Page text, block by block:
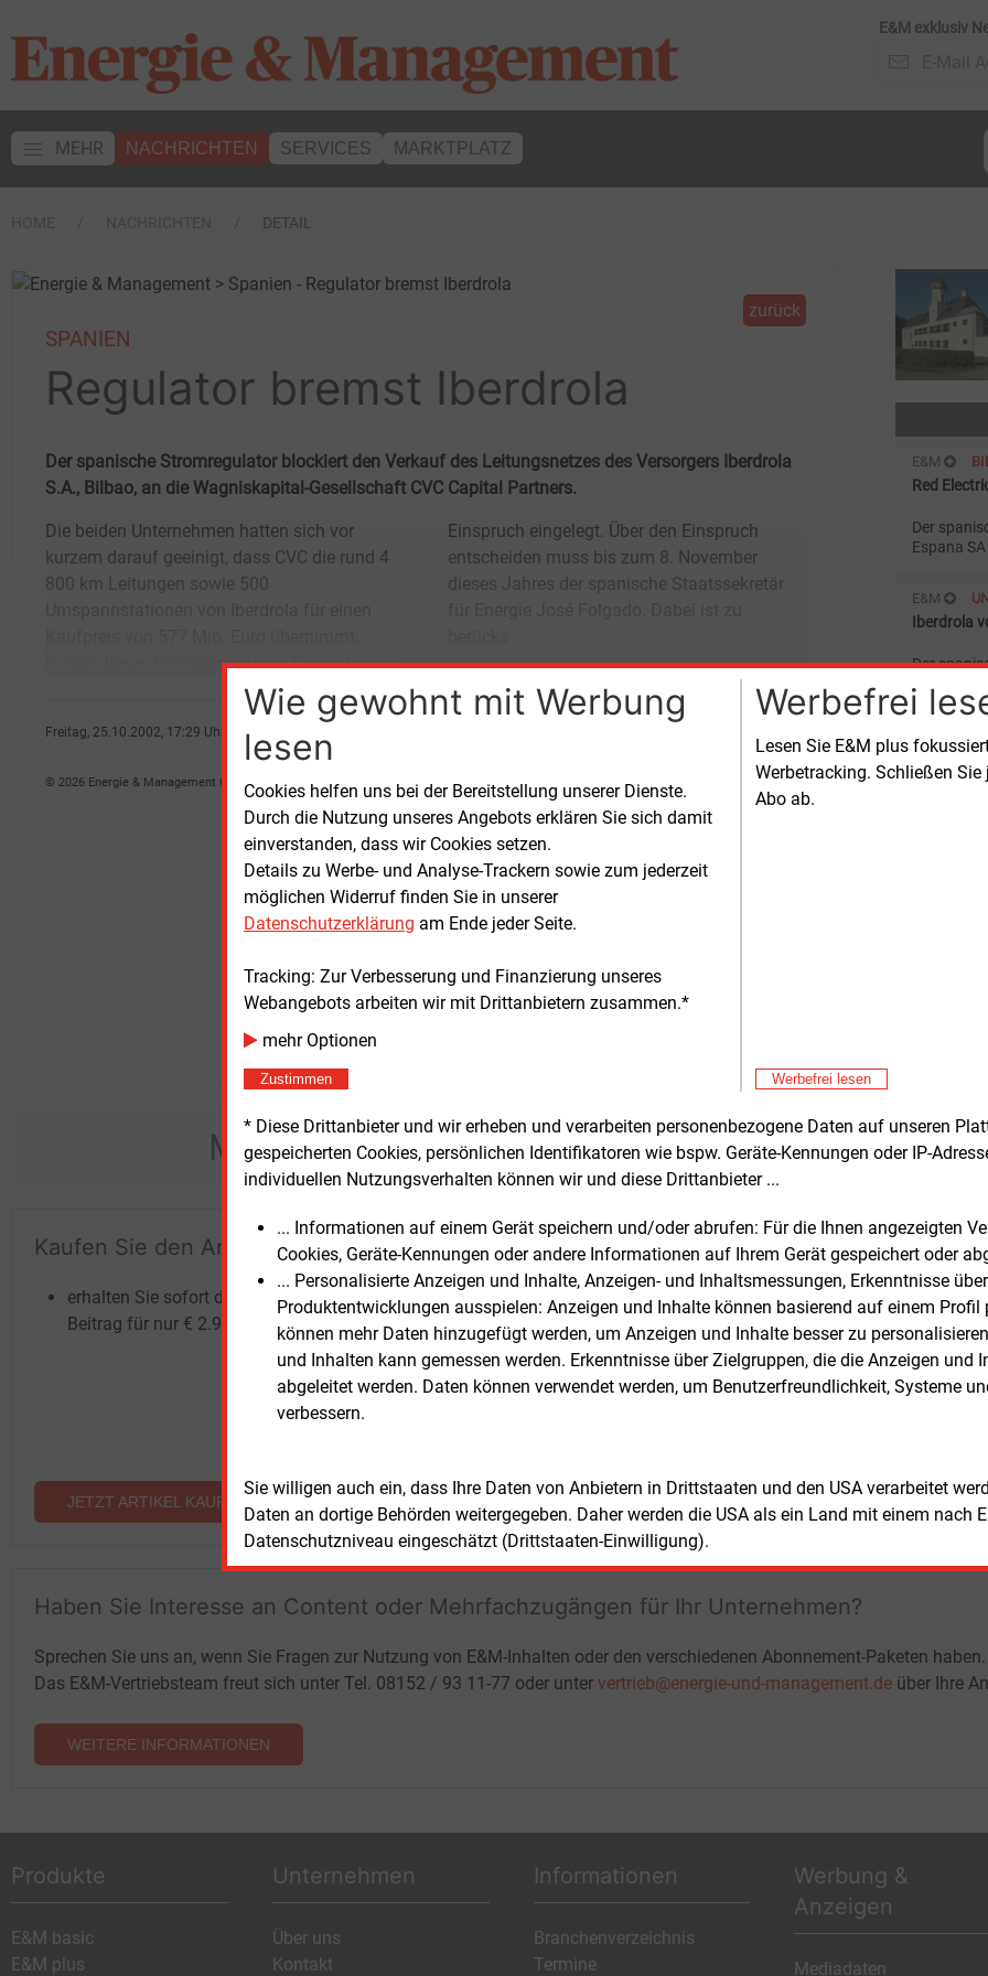
E&M exklusiv
MEHR NACHRICHTEN SERVICES MARKTPLATZ
DETAIL
Wie gewohnt mit Werbung
lesen
Cookies helfen uns bei der Bereitstellung unserer Dienste.
Durch die Nutzung unseres Angebots erklären Sie sich damit
einverstanden, dass wir Cookies setzen.
Details zu Werbe- und Analyse-Trackern sowie zum jederzeit
möglichen Widerruf finden Sie in unserer
Datenschutzerklärung am Ende jeder Seite.
Tracking: Zur Verbesserung und Finanzierung unseres
Webangebots arbeiten wir mit Drittanbietern zusammen.*
mehr Optionen
Zustimmen
Werbefrei
Lesen Sie E&M plus
Werbetracking. Schließen
Abo ab.
Werbefrei lesen
* Diese Drittanbieter und wir erheben und verarbeiten personenbezogene Daten auf unseren
gespeicherten Cookies, persönlichen Identifikatoren wie bspw. Geräte-Kennungen oder IP-
individuellen Nutzungsverhalten können wir und diese Drittanbieter ...
... Informationen auf einem Gerät speichern und/oder abrufen: Für die Ihnen angezeigten
Cookies, Geräte-Kennungen oder andere Informationen auf Ihrem Gerät gespeichert oder
... Personalisierte Anzeigen und Inhalte, Anzeigen- und Inhaltsmessungen, Erkenntnisse
Produktentwicklungen ausspielen: Anzeigen und Inhalte können basierend auf einem Profil
können mehr Daten hinzugefügt werden, um Anzeigen und Inhalte besser zu
und Inhalten kann gemessen werden. Erkenntnisse über Zielgruppen, die die Anzeigen und
abgeleitet werden. Daten können verwendet werden, um Benutzerfreundlichkeit, Systeme
verbessern.
Sie willigen auch ein, dass Ihre Daten von Anbietern in Drittstaaten und den USA verarbeitet
Daten an dortige Behörden weitergegeben. Daher werden die USA als ein Land mit einem nach
Datenschutzniveau eingeschätzt (Drittstaaten-Einwilligung).
zurück
SPANIEN
Regulator bremst Iberdrola
Der spanische Stromregulator blockiert den Verkauf des Leitungsnetzes des Versorgers Iberdrola
S.A., Bilbao, an die Wagniskapital-Gesellschaft CVC Capital Partners.
Die beiden Unternehmen hatten sich vor
kurzem darauf geeinigt, dass CVC die rund 4
800 km Leitungen sowie 500
Gegen dieses Vorhaben hat der Regulator nun
Einspruch eingelegt. Über den Einspruch
entscheiden muss bis zum 8. November
dieses Jahres der spanische Staatssekretär
Freitag, 25.10.2002, 17:29 Uhr
© 2026 Energie & Management GmbH
E&M
Red
Der
Espana
47,1) Mio.
Zinsen
E&M
Iberdrola
Der
E&M
Möchten Sie diese und weitere Nachrichten
Kaufen Sie den Artikel
erhalten Sie sofort diesen redaktionellen
Beitrag für nur € 2.98
JETZT ARTIKEL KAUFEN
Testen SieE&M
kostenlos
und unverbindlich
Zwei Wochen kostenfreier Zugang
Zugang auf stündlich aktualisierte
Nachrichten mit Prognose- und
ohne automatische Verlängerung
Login
Haben Sie Interesse an Content oder Mehrfachzugängen für Ihr Unternehmen?
Sprechen Sie uns an, wenn Sie Fragen zur Nutzung von E&M-Inhalten oder den verschiedenen Abonnement-Paketen haben.
Das E&M-Vertriebsteam freut sich unter Tel. 08152 / 93 11-77 oder unter vertrieb@energie-und-management.de über Ihre
WEITERE INFORMATIONEN
Produkte
E&M basic
E&M plus
Unternehmen
Über uns
Kontakt
Informationen
Branchenverzeichnis
Termine
Werbung &
Anzeigen
Mediadaten